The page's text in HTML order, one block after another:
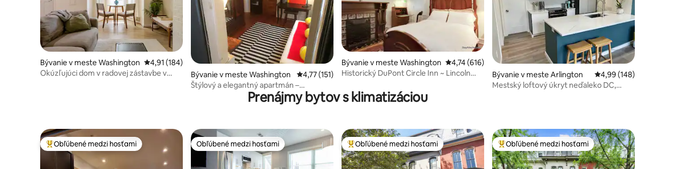
Bývanie v meste Washington Priemerné ohodnotenie 4,91 z 5, počet hodnotení: 184
4,91 (184)
Okúzľujúci dom v radovej zástavbe v
Bývanie v meste Washington Priemerné ohodnotenie 4,77 z 5, počet hodnotení: 151
4,77 (151)
Štýlový a elegantný apartmán –
„špičková“ poloha
Bývanie v meste Washington Priemerné ohodnotenie 4,74 z 5, počet hodnotení: 616
4,74 (616)
Historický DuPont Circle Inn ~ Lincoln
Bývanie v meste Arlington Priemerné
4,99 (148)
Mestský loftový úkryt neďaleko DC,
Prenájmy bytov s klimatizáciou
Najobľúbenejšie medzi hosťami
Obľúbené medzi hosťami Obľúbené medzi hosťami
Obľúbené medzi hosťami Najobľúbenejšie medzi hosťami
Obľúbené medzi hosťami Najobľúbenejšie medzi hosťami
Obľúbené medzi hosťami